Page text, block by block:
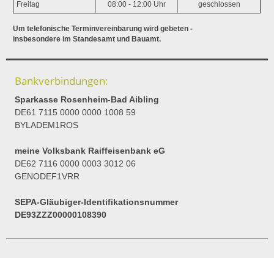
Freitag 08:00 - 12:00 Uhr geschlossen
Um telefonische Terminvereinbarung wird gebeten -
insbesondere im Standesamt und Bauamt.
Bankverbindungen:
Sparkasse Rosenheim-Bad Aibling
DE61 7115 0000 0000 1008 59
BYLADEM1ROS
meine Volksbank Raiffeisenbank eG
DE62 7116 0000 0003 3012 06
GENODEF1VRR
SEPA-Gläubiger-Identifikationsnummer
DE93ZZZ00000108390